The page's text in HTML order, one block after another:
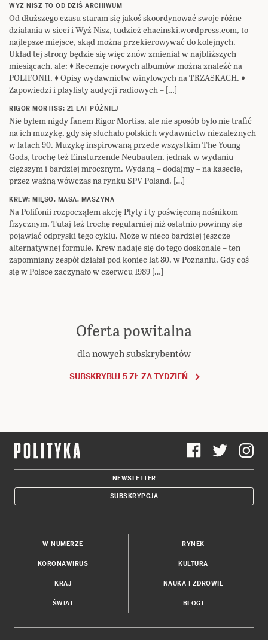
WYŻ NISZ TO OD DZIŚ ARCHIWUM
Od dłuższego czasu staram się jakoś skoordynować swoje różne
działania w sieci i Wyż Nisz, tudzież chacinski.wordpress.com, to
najlepsze miejsce, skąd można przekierowywać do kolejnych.
Układ tej strony będzie się więc znów zmieniał w najbliższych
miesiącach, ale: ♦ Recenzje nowych albumów można znaleźć na
POLIFONII. ♦ Opisy wydawnictw winylowych na TRZASKACH. ♦
Zapowiedzi i playlisty audycji radiowych – […]
RIGOR MORTISS: 21 LAT PÓŹNIEJ
Nie byłem nigdy fanem Rigor Mortiss, ale nie sposób było nie trafić
na ich muzykę, gdy się słuchało polskich wydawnictw niezależnych
w latach 90. Muzykę inspirowaną przede wszystkim The Young
Gods, trochę też Einsturzende Neubauten, jednak w wydaniu
cięższym i bardziej mrocznym. Wydaną – dodajmy – na kasecie,
przez ważną wówczas na rynku SPV Poland. […]
KREW: MIĘSO, MASA, MASZYNA
Na Polifonii rozpocząłem akcję Płyty i ty poświęconą nośnikom
fizycznym. Tutaj też trochę regularniej niż ostatnio powinny się
pojawiać odpryski tego cyklu. Może w nieco bardziej jeszcze
alternatywnej formule. Krew nadaje się do tego doskonale – ten
zapomniany zespół działał pod koniec lat 80. w Poznaniu. Gdy coś
się w Polsce zaczynało w czerwcu 1989 […]
Oferta powitalna
dla nowych subskrybentów
SUBSKRYBUJ 5 ZŁ ZA TYDZIEŃ
NEWSLETTER
SUBSKRYPCJA
W NUMERZE
KORONAWIRUS
KRAJ
ŚWIAT
RYNEK
KULTURA
NAUKA I ZDROWIE
BLOGI